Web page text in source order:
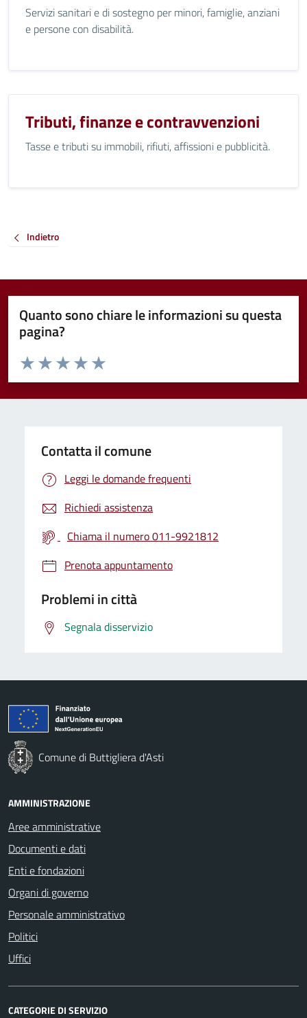
Servizi sanitari e di sostegno per minori, famiglie, anziani
e persone con disabilità.
Tributi, finanze e contravvenzioni
Tasse e tributi su immobili, rifiuti, affissioni e pubblicità.
Indietro
Quanto sono chiare le informazioni su questa
pagina?
Valuta da 1 a 5 stelle la pagina
Valuta 5 stelle su 5
Valuta 4 stelle su 5
Valuta 3 stelle su 5
Valuta 2 stelle su 5
Valuta 1 stelle su 5
Contatta il comune
Leggi le domande frequenti
Richiedi assistenza
Chiama il numero 011-9921812
Prenota appuntamento
Problemi in città
Segnala disservizio
Comune di Buttigliera d'Asti
AMMINISTRAZIONE
Aree amministrative
Documenti e dati
Enti e fondazioni
Organi di governo
Personale amministrativo
Politici
Uffici
CATEGORIE DI SERVIZIO